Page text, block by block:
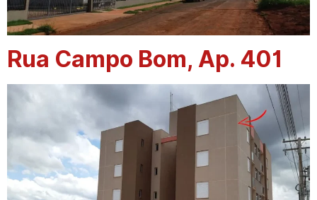
Rua Campo Bom, Ap. 401